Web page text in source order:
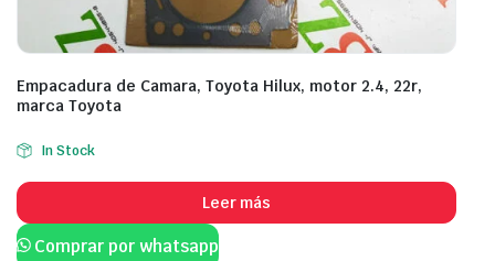
Empacadura de Camara, Toyota Hilux, motor 2.4, 22r,
marca Toyota
In Stock
Leer más
Comprar por whatsapp